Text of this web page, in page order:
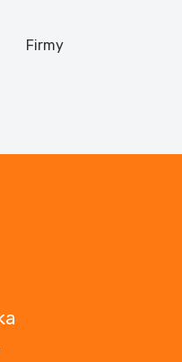
Firmy